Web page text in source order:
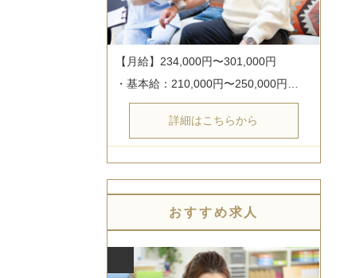
【月給】234,000円〜301,000円
・基本給：210,000円〜250,000円…
詳細はこちらから
おすすめ求人